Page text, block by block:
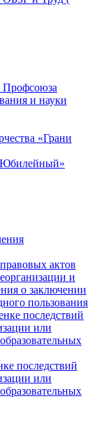
и науки
«Грани
актов
и
о заключении
пользования
последствий
или
последствий
или